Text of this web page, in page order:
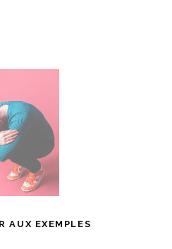
AUX EXEMPLES